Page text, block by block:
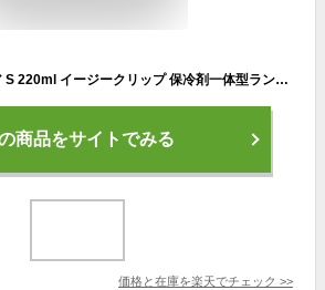
ジェルクール スクエア S 220ml イージークリップ 保冷剤一体型ランチボックス 三好製作所 GEL-COOL square S 【 お弁当箱 1段 保冷剤付き デザート入れ フルーツケース 】
商品をサイトでみる
価格と在庫を楽天でチェック >>